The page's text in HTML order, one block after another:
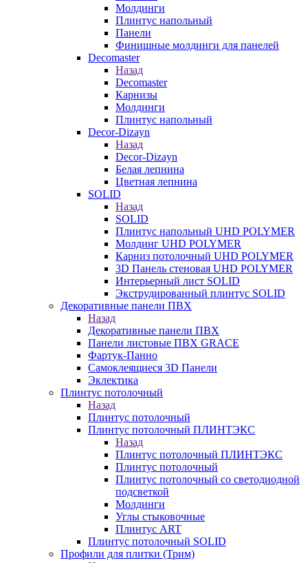
Молдинги
Плинтус напольный
Панели
Финишные молдинги для панелей
Decomaster
Назад
Decomaster
Карнизы
Молдинги
Плинтус напольный
Decor-Dizayn
Назад
Decor-Dizayn
Белая лепнина
Цветная лепнина
SOLID
Назад
SOLID
Плинтус напольный UHD POLYMER
Молдинг UHD POLYMER
Карниз потолочный UHD POLYMER
3D Панель стеновая UHD POLYMER
Интерьерный лист SOLID
Экструдированный плинтус SOLID
Декоративные панели ПВХ
Назад
Декоративные панели ПВХ
Панели листовые ПВХ GRACE
Фартук-Панно
Самоклеящиеся 3D Панели
Эклектика
Плинтус потолочный
Назад
Плинтус потолочный
Плинтус потолочный ПЛИНТЭКС
Назад
Плинтус потолочный ПЛИНТЭКС
Плинтус потолочный
Плинтус потолочный со светодиодной
подсветкой
Молдинги
Углы стыковочные
Плинтус ART
Плинтус потолочный SOLID
Профили для плитки (Трим)